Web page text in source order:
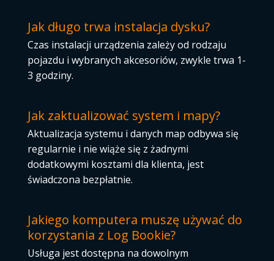
Jak długo trwa instalacja dysku?
Czas instalacji urządzenia zależy od rodzaju
pojazdu i wybranych akcesoriów, zwykle trwa 1-
3 godziny.
Jak zaktualizować system i mapy?
Aktualizacja systemu i danych map odbywa się
regularnie i nie wiąże się z żadnymi
dodatkowymi kosztami dla klienta, jest
świadczona bezpłatnie.
Jakiego komputera muszę używać do
korzystania z Log Bookie?
Usługa jest dostępna na dowolnym